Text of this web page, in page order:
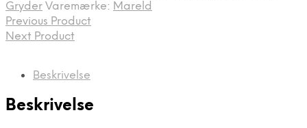
Gryder Varemærke: Mareld
Previous Product
Next Product
Beskrivelse
Beskrivelse